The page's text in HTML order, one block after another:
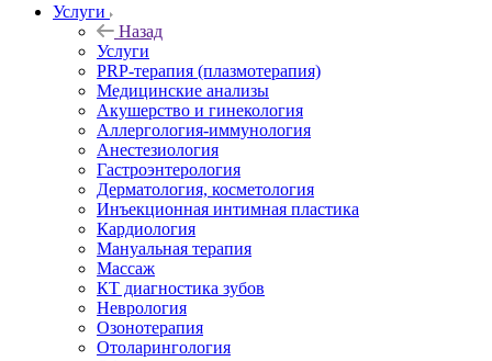
Услуги
Назад
Услуги
PRP-терапия (плазмотерапия)
Медицинские анализы
Акушерство и гинекология
Аллергология-иммунология
Анестезиология
Гастроэнтерология
Дерматология, косметология
Инъекционная интимная пластика
Кардиология
Мануальная терапия
Массаж
КТ диагностика зубов
Неврология
Озонотерапия
Отоларингология